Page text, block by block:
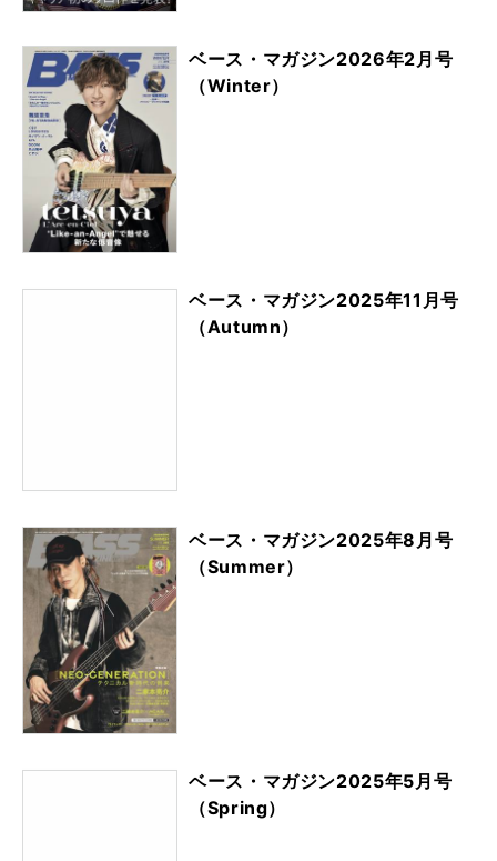
ベース・マガジン2026年2月号
（Winter）
ベース・マガジン2025年11月号
（Autumn）
ベース・マガジン2025年8月号
（Summer）
ベース・マガジン2025年5月号
（Spring）